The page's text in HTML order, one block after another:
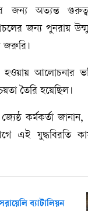
জন্য অত্যন্ত
জন্য পুনরায়
জরুরি।
হওয়ায় আলোচনার
তৈরি হয়েছিল।
জ্যেষ্ঠ কর্মকর্তা
এই যুদ্ধবিরতি
ব্যাটালিয়ন